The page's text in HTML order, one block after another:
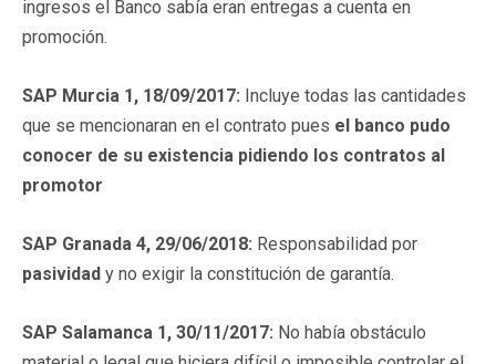
ingresos el Banco sabía eran entregas a cuenta en
promoción.
SAP Murcia 1, 18/09/2017: Incluye todas las cantidades
que se mencionaran en el contrato pues el banco pudo
conocer de su existencia pidiendo los contratos al
promotor
SAP Granada 4, 29/06/2018: Responsabilidad por
pasividad y no exigir la constitución de garantía.
SAP Salamanca 1, 30/11/2017: No había obstáculo